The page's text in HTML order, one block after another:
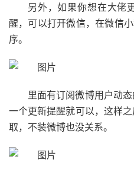
另外，如果你想在大佬
醒，可以打开微信，在微信
序。
里面有订阅微博用户动
一个更新提醒就可以，这样
取，不装微博也没关系。